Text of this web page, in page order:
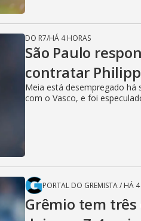
DO R7/HÁ 4 HORAS
São Paulo
contratar
Meia está desempregado há
com o Vasco, e foi
PORTAL DO GREMISTA/ HÁ
Grêmio tem